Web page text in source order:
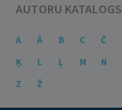
AUTORU KATALOGS
A Ā B C Č
Ķ
L Ļ M N
Z
Ž